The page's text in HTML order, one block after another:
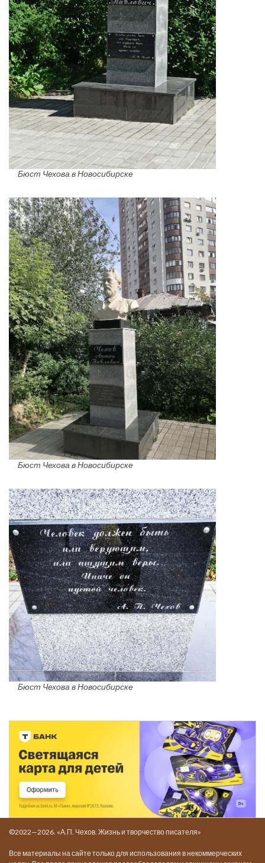
Бюст Чехова в Новосибирске
Бюст Чехова в Новосибирске
Бюст Чехова в Новосибирске
©2022—2026. «А.П. Чехов. Жизнь и творчество писателя»
Все материалы на сайте только для использования в некоммерческих